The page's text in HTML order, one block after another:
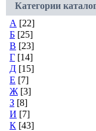
Категории
А [22]
Б [25]
В [23]
Г [14]
Д [15]
Е [7]
Ж [3]
З [8]
И [7]
К [43]